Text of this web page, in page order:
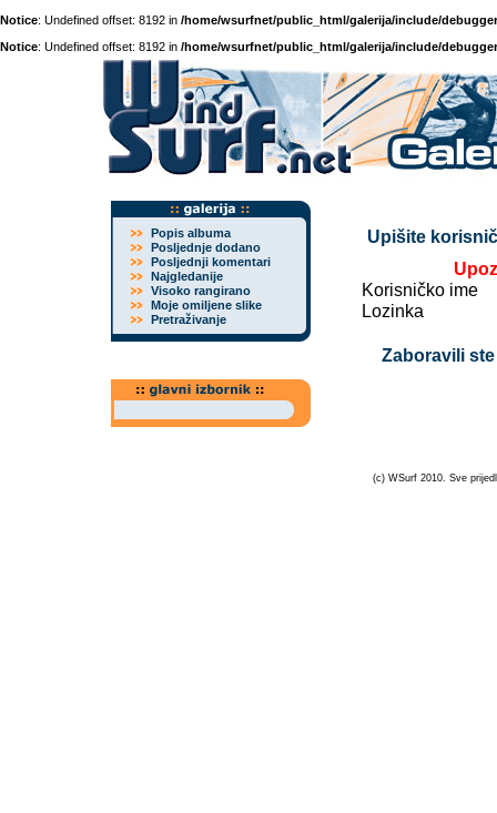
Notice: Undefined offset: 8192 in /home/wsurfnet/public_html/galerija/include/
Notice: Undefined offset: 8192 in /home/wsurfnet/public_html/galerija/include/
Popis albuma
Posljednje dodano
Posljednji komentari
Najgledanije
Visoko rangirano
Moje omiljene slike
Pretraživanje
Upišite
Korisničko ime
Lozinka
Zaboravili
(c) WSurf 2010. Sve